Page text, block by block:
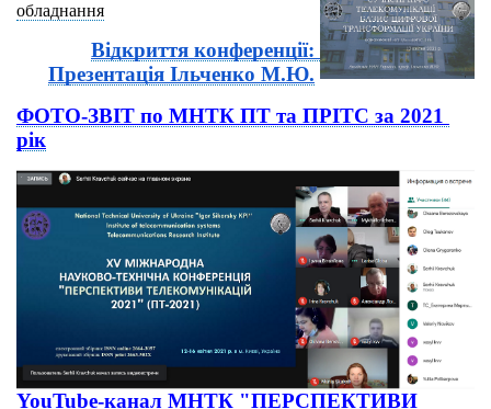
обладнання
Відкриття конференції:
Презентація Ільченко М.Ю.
ФОТО-ЗВІТ по МНТК ПТ та ПРІТС за 2021
рік
YouTube-канал МНТК "ПЕРСПЕКТИВИ